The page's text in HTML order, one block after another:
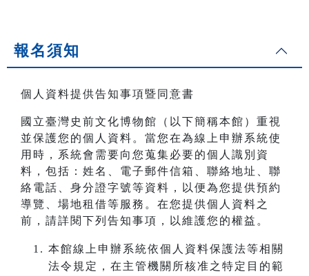
報名須知
個人資料提供告知事項暨同意書
國立臺灣史前文化博物館（以下簡稱本館）重視
並保護您的個人資料。當您在為線上申辦系統使
用時，系統會需要向您蒐集必要的個人識別資
料，包括：姓名、電子郵件信箱、聯絡地址、聯
絡電話、身分證字號等資料，以便為您提供預約
導覽、場地租借等服務。在您提供個人資料之
前，請詳閱下列告知事項，以維護您的權益。
本館線上申辦系統依個人資料保護法等相關
法令規定，在主管機關所核准之特定目的範